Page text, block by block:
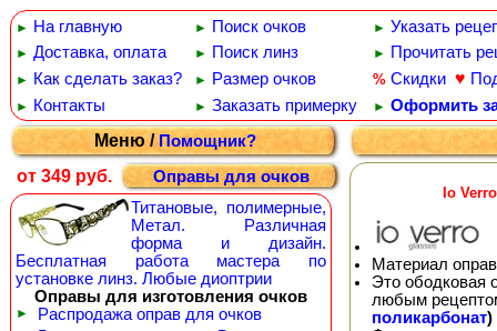
► На главную ► Поиск очков ► Указать
► Доставка, оплата ► Поиск линз ► Прочитать
► Как сделать заказ? ► Размер очков % Скидки ♥
► Контакты ► Заказать примерку ► Оформить
Меню /Помощник?
от 349 руб.
Оправы для очков
Титановые, полимерные,
Метал. Различная
форма и дизайн.
Бесплатная работа мастера по
установке линз. Любые диоптрии
Оправы для изготовления очков
► Распродажа оправ для очков
Io
Материал
Это ободковая
любым
поликарбонат)